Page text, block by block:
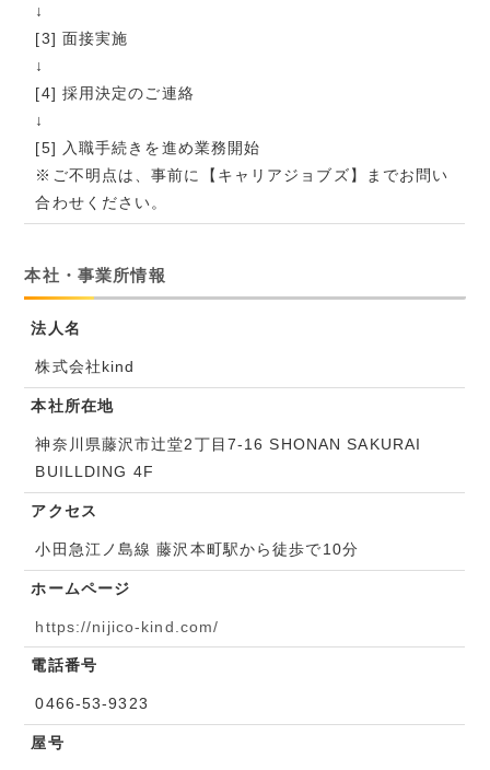
↓
[3] 面接実施
↓
[4] 採用決定のご連絡
↓
[5] 入職手続きを進め業務開始
※ご不明点は、事前に【キャリアジョブズ】までお問い
合わせください。
本社・事業所情報
法人名
株式会社kind
本社所在地
神奈川県藤沢市辻堂2丁目7-16 SHONAN SAKURAI
BUILLDING 4F
アクセス
小田急江ノ島線 藤沢本町駅から徒歩で10分
ホームページ
https://nijico-kind.com/
電話番号
0466-53-9323
屋号